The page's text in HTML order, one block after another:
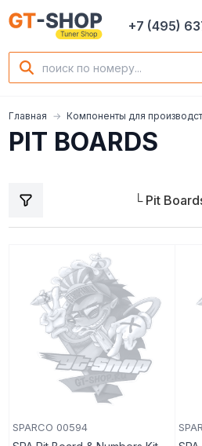
+7 (495)
Главная Компоненты для
PIT BOARDS
SPARCO 00594